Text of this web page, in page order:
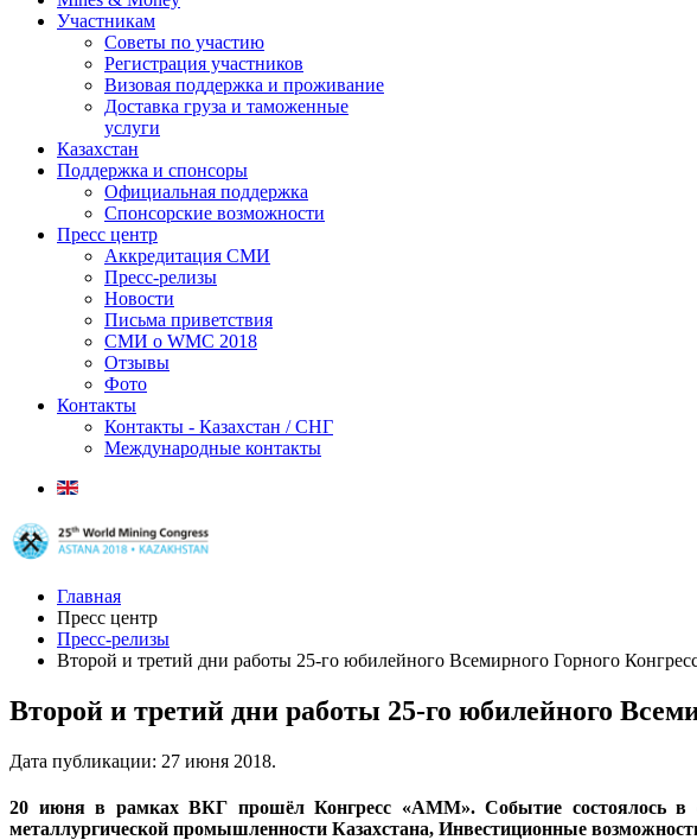
Участникам
Советы по участию
Регистрация участников
Визовая поддержка и проживание
Доставка груза и таможенные
услуги
Казахстан
Поддержка и спонсоры
Официальная поддержка
Спонсорские возможности
Пресс центр
Аккредитация СМИ
Пресс-релизы
Новости
Письма приветствия
СМИ о WMC 2018
Отзывы
Фото
Контакты
Контакты - Казахстан / СНГ
Международные контакты
Главная
Пресс центр
Пресс-релизы
Второй и третий дни работы 25-го юбилейного Всемирного Горного
Второй и третий дни работы 25-го юбилейного
Дата публикации: 27 июня 2018.
20 июня в рамках ВКГ прошёл Конгресс «АММ». Событие состоялось в
металлургической промышленности Казахстана, Инвестиционные